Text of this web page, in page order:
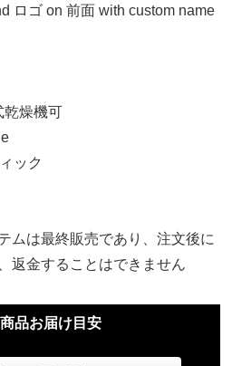
ロゴ on 前面 with custom name
乾燥機可
ック
ムは最終販売であり、注文後に
返金することはできません
品お届け目安